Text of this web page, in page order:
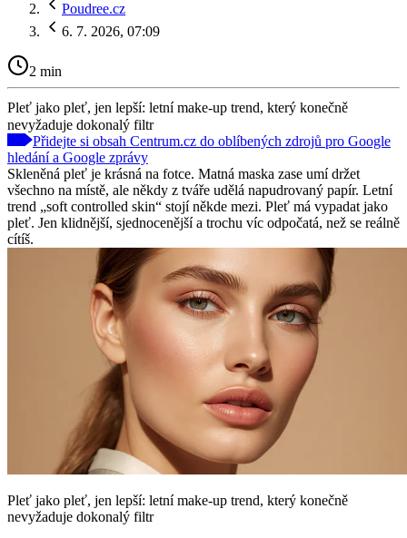
Poudree.cz
6. 7. 2026, 07:09
2 min
Pleť jako pleť, jen lepší: letní make-up trend, který konečně
nevyžaduje dokonalý filtr
Přidejte si obsah Centrum.cz do oblíbených zdrojů pro Google
hledání a Google zprávy
Skleněná pleť je krásná na fotce. Matná maska zase umí držet
všechno na místě, ale někdy z tváře udělá napudrovaný papír. Letní
trend „soft controlled skin“ stojí někde mezi. Pleť má vypadat jako
pleť. Jen klidnější, sjednocenější a trochu víc odpočatá, než se reálně
cítíš.
Pleť jako pleť, jen lepší: letní make-up trend, který konečně
nevyžaduje dokonalý filtr